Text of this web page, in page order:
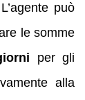
può
le somme
per gli
alla